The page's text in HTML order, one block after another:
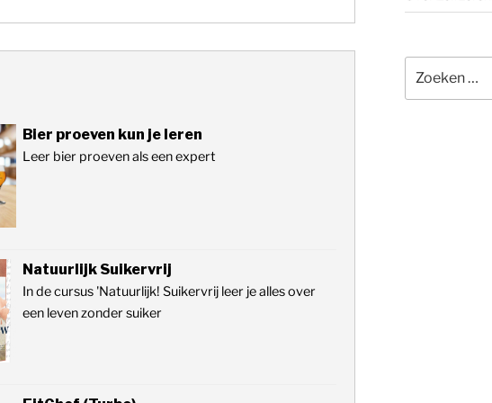
Bier proeven kun je leren
Leer bier proeven als een expert
Natuurlijk Suikervrij
In de cursus 'Natuurlijk! Suikervrij leer je alles over
een leven zonder suiker
naar: